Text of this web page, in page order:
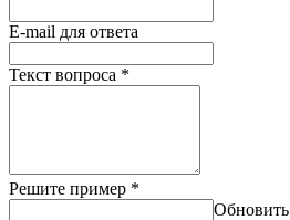
E-mail для ответа
Текст вопроса *
Решите пример *
Обновить